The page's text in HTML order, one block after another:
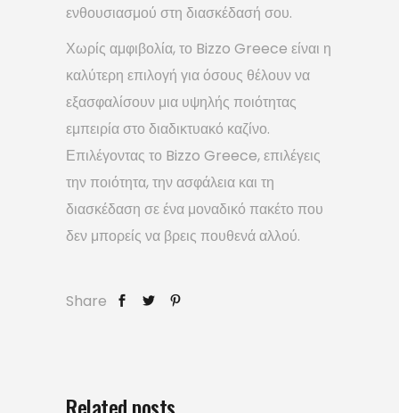
ενθουσιασμού στη διασκέδασή σου.
Χωρίς αμφιβολία, το Bizzo Greece είναι η
καλύτερη επιλογή για όσους θέλουν να
εξασφαλίσουν μια υψηλής ποιότητας
εμπειρία στο διαδικτυακό καζίνο.
Επιλέγοντας το Bizzo Greece, επιλέγεις
την ποιότητα, την ασφάλεια και τη
διασκέδαση σε ένα μοναδικό πακέτο που
δεν μπορείς να βρεις πουθενά αλλού.
Share
Related posts